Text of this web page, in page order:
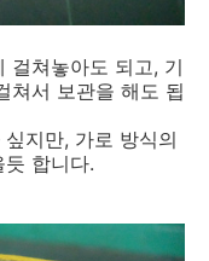
걸쳐놓아도 되고, 기
쳐서 보관을 해도 됩
지만, 가로 방식의
합니다.